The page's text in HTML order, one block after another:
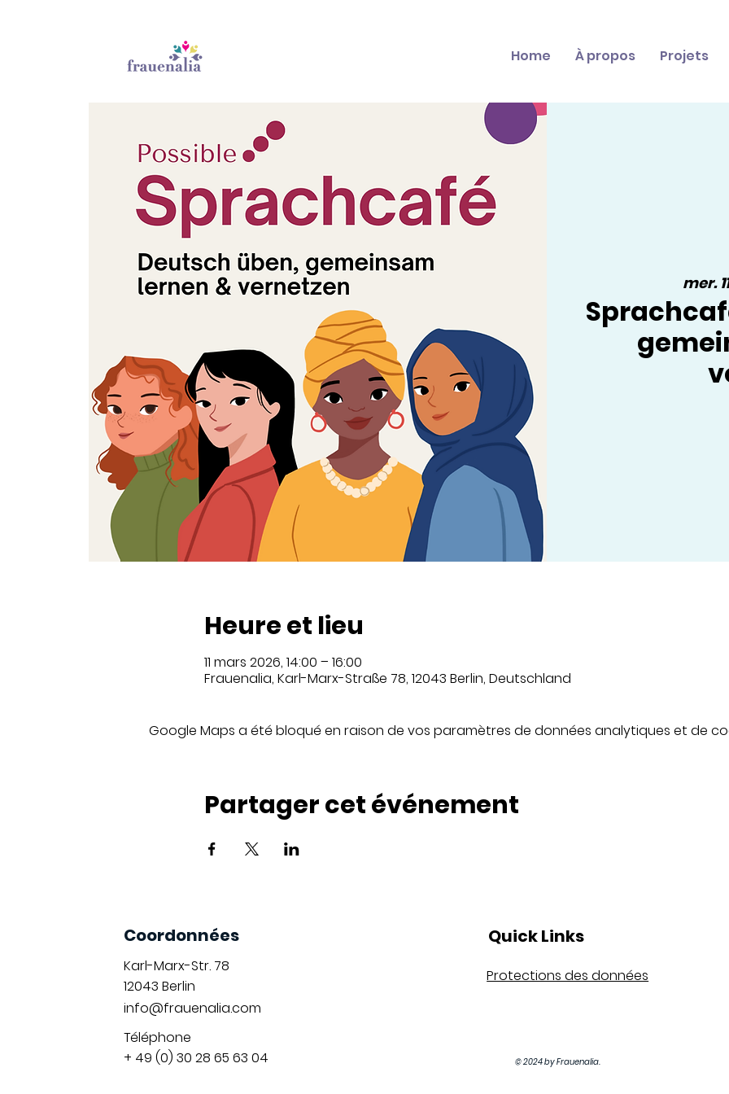
Home À propos Projets
mer.
Heure et lieu
11 mars 2026, 14:00 – 16:00
Frauenalia, Karl-Marx-Straße 78, 12043 Berlin, Deutschland
Google Maps a été bloqué en raison de vos paramètres de données analytiques et de
Partager cet événement
Coordonnées
Karl-Marx-Str. 78
12043 Berlin
info@frauenalia.com
Téléphone
+ 49 (0) 30 28 65 63 04
Quick Links
Protections des données
© 2024 by Frauenalia.